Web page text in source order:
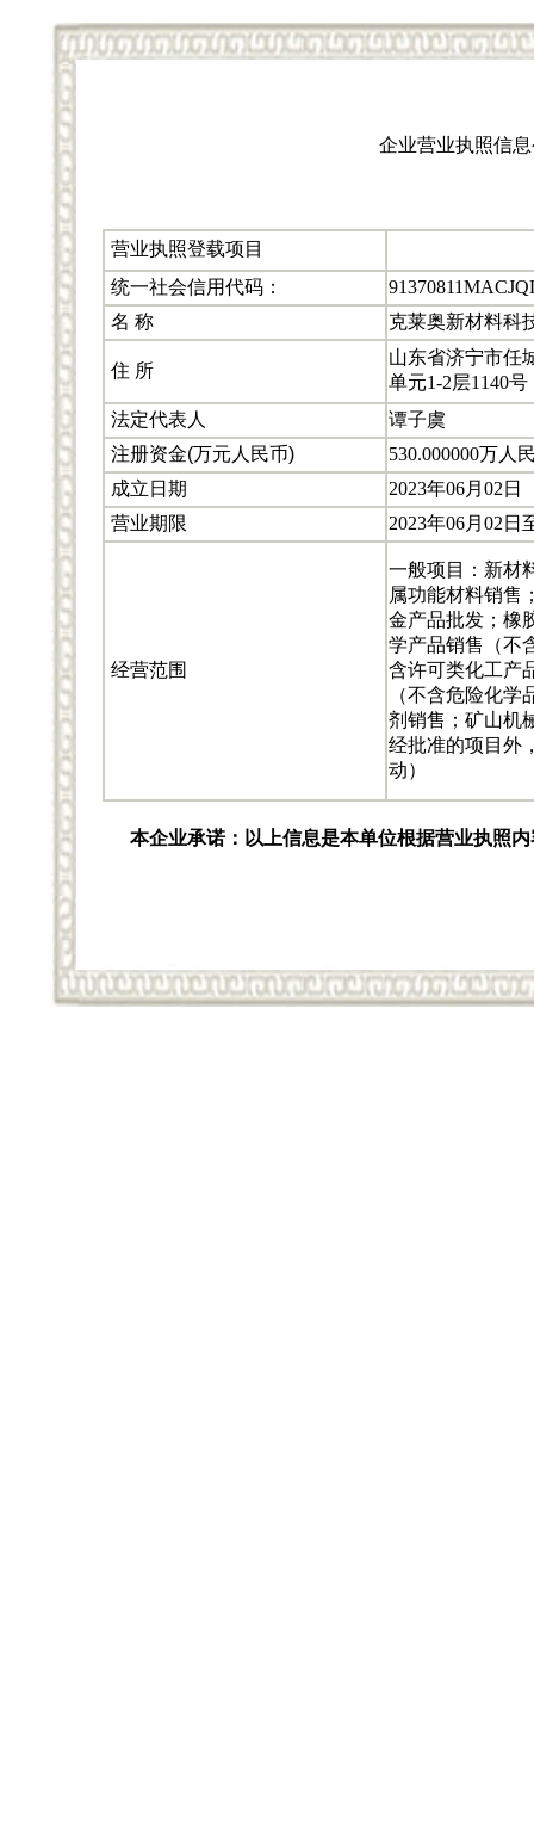
企业营业执照信
营业执照登载项目
统一社会信用代码：
名 称
克莱奥新材料科
住 所
山东省济宁市任
单元1-2层1140号
法定代表人
谭子虞
注册资金(万元人民币)
530.000000万人
成立日期
2023年06月02日
营业期限
2023年06月02日
经营范围
一般项目：新材
属功能材料销售
金产品批发；橡
学产品销售（不
含许可类化工产
（不含危险化
剂销售；矿山机
经批准的项目外
动）
本企业承诺：以上信息是本单位根据营业执照